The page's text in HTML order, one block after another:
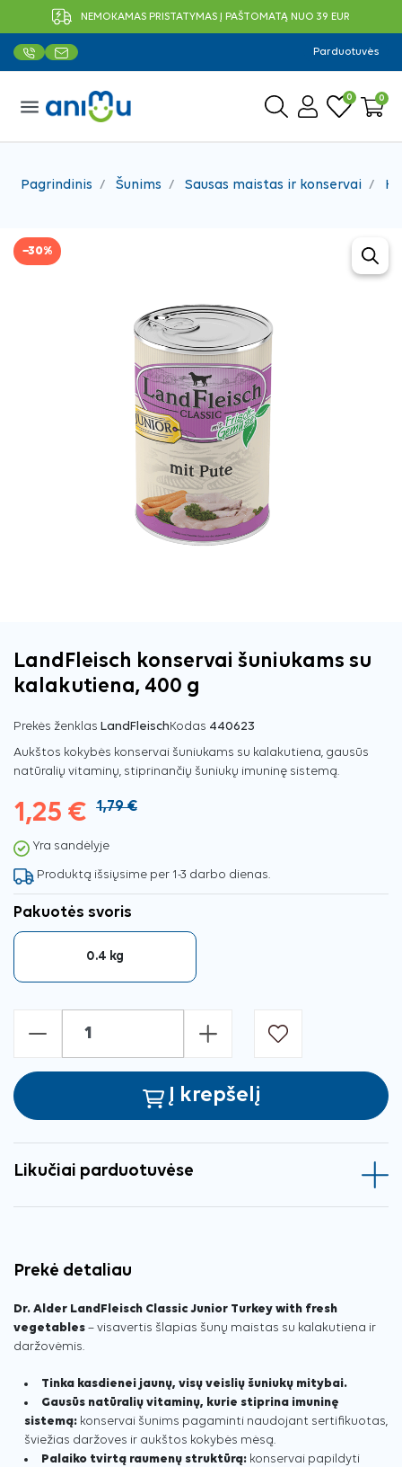
NEMOKAMAS PRISTATYMAS Į PAŠTOMATĄ NUO 39 EUR
Parduotuvės
menu 0 0
Pagrindinis Šunims Sausas maistas ir konservai
−30%
LandFleisch konservai šuniukams su
kalakutiena, 400 g
Prekės ženklas LandFleischKodas 440623
Aukštos kokybės konservai šuniukams su kalakutiena, gausūs
natūralių vitaminų, stiprinančių šuniukų imuninę sistemą.
1,25 € 1,79 €
Yra sandėlyje
Produktą išsiųsime per 1-3 darbo dienas.
Pakuotės svoris
0.4 kg
- +
Į krepšelį
Likučiai parduotuvėse
Prekė detaliau
Dr. Alder LandFleisch Classic Junior Turkey with fresh
vegetables – visavertis šlapias šunų maistas su kalakutiena ir
daržovėmis.
Tinka kasdienei jaunų, visų veislių šuniukų mitybai.
Gausūs natūralių vitaminų, kurie stiprina imuninę
sistemą: konservai šunims pagaminti naudojant sertifikuotas,
šviežias daržoves ir aukštos kokybės mėsą.
Palaiko tvirtą raumenų struktūrą: konservai papildyti